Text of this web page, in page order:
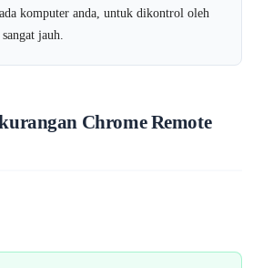
komputer anda, untuk dikontrol oleh
jauh.
Chrome Remote